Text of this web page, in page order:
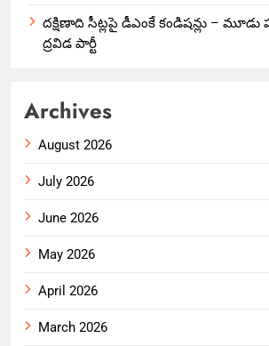
దక్షిణాది సీట్లపై డీఎంకే కండిషన్లు – మూడు
ద్రవిడ పార్టీ
Archives
August 2026
July 2026
June 2026
May 2026
April 2026
March 2026